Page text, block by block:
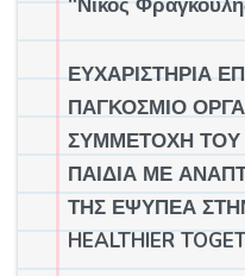
ΕΥΧΑΡΙΣΤΗΡΙΑ
ΠΑΓΚΟΣΜΙΟ
ΣΥΜΜΕΤΟΧΗ ΤΟΥ
ΠΑΙΔΙΑ ΜΕ
ΤΗΣ ΕΨΥΠΕΑ
HEALTHIER